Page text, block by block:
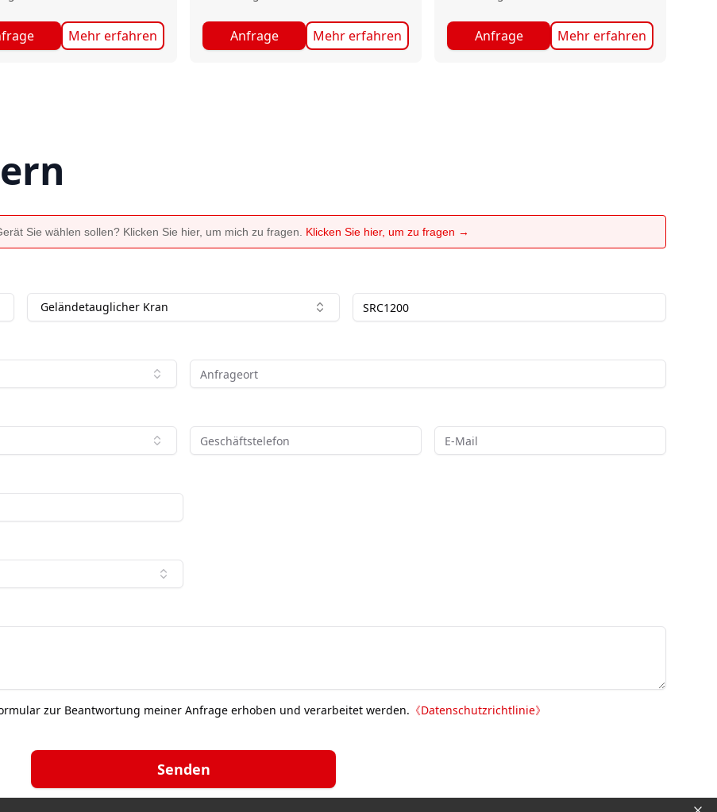
Mehr erfahren Anfrage Mehr erfahren Anfrage Mehr erfahren
Sie wählen sollen? Klicken Sie hier, um mich zu fragen. Klicken Sie hier, um zu fragen →
Geländetauglicher Kran
zur Beantwortung meiner Anfrage erhoben und verarbeitet werden. 《Datenschutzrichtlinie》
Senden